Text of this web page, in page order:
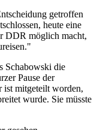
getroffen
heute eine
DDR möglich macht,
Schabowski die
Pause der
mitgeteilt worden,
wurde. Sie müsste